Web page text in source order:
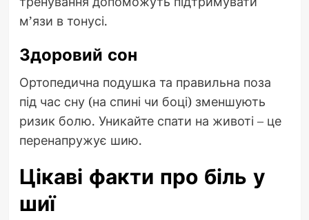
м’язи в тонусі.
Здоровий сон
Ортопедична подушка та правильна поза
під час сну (на спині чи боці) зменшують
ризик болю. Уникайте спати на животі – це
перенапружує шию.
Цікаві факти про біль у
шиї